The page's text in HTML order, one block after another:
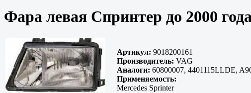
Фара левая Спринтер до 2000
Артикул: 9018200161
Производитель: VAG
Аналоги: 60800007, 4401115LLDE,
Применяемость:
Mercedes Sprinter